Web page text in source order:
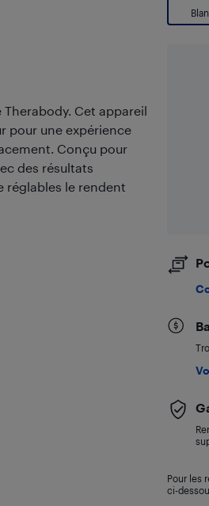
Cet appareil
pour une expérience
Conçu pour
des résultats
réglables le rendent
Pour les
ci-